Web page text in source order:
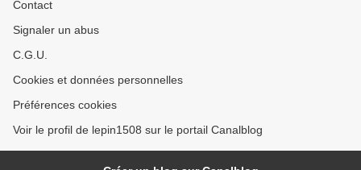
Contact
Signaler un abus
C.G.U.
Cookies et données personnelles
Préférences cookies
Voir le profil de lepin1508 sur le portail Canalblog